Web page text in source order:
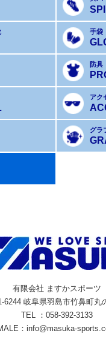
手袋
防具
アク
グラ
有限会社 ますかスポーツ
6244 岐阜県羽島市竹鼻町丸
TEL ：058-392-3133
：info@masuka-